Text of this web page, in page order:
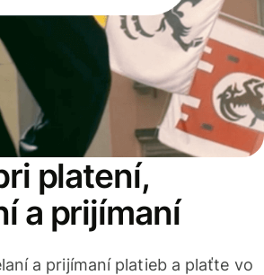
platení,
a prijímaní
a prijímaní platieb a plaťte vo